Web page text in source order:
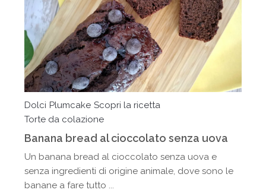
Dolci Plumcake Scopri la ricetta
Torte da colazione
Banana bread al cioccolato senza uova
Un banana bread al cioccolato senza uova e
senza ingredienti di origine animale, dove sono le
banane a fare tutto ...